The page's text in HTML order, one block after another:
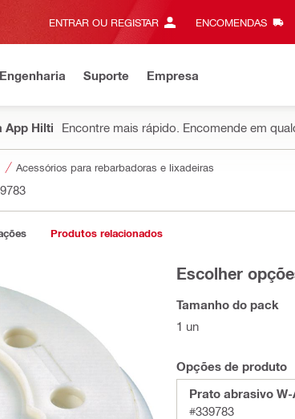
ENTRAR OU REGISTAR ENCOMENDAS
Suporte Empresa
App Hilti Encontre mais rápido. Encomende em
Acessórios para rebarbadoras e lixadeiras
Produtos relacionados
Escolher
Tamanho do pack
1 un
Opções de produto
Prato abrasivo W-
#339783